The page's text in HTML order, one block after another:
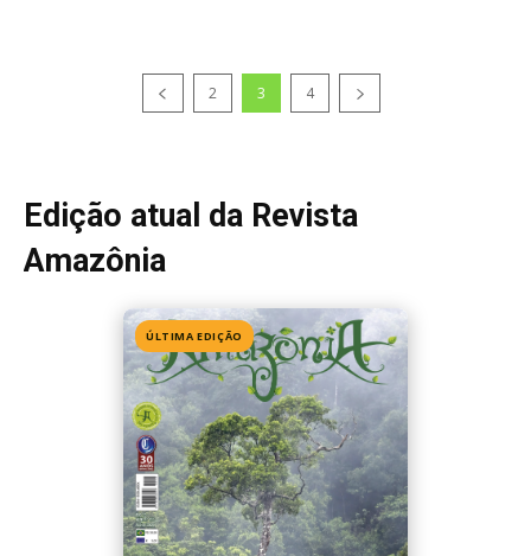
2 3 4
Edição atual da Revista
Amazônia
ÚLTIMA EDIÇÃO